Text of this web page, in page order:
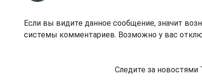
Если вы видите данное сообщение, значит
системы комментариев. Возможно у вас
Следите за новостями